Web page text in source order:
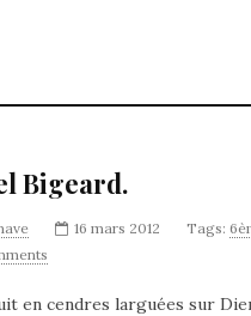
Bigeard.
16 mars 2012 Tags:
en cendres larguées sur